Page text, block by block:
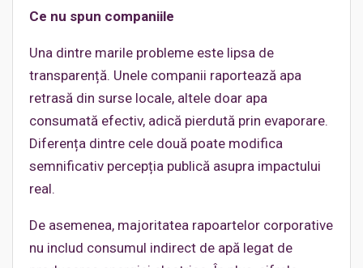
Ce nu spun companiile
Una dintre marile probleme este lipsa de
transparență. Unele companii raportează apa
retrasă din surse locale, altele doar apa
consumată efectiv, adică pierdută prin evaporare.
Diferența dintre cele două poate modifica
semnificativ percepția publică asupra impactului
real.
De asemenea, majoritatea rapoartelor corporative
nu includ consumul indirect de apă legat de